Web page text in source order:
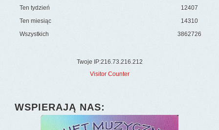
Ten tydzień
Ten miesiąc
Wszystkich
12407
14310
3862726
Twoje IP:216.73.216.212
Visitor Counter
WSPIERAJĄ NAS: